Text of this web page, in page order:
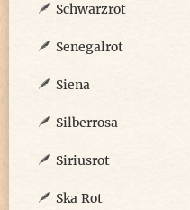
Schwarzrot
Senegalrot
Siena
Silberrosa
Siriusrot
Ska Rot